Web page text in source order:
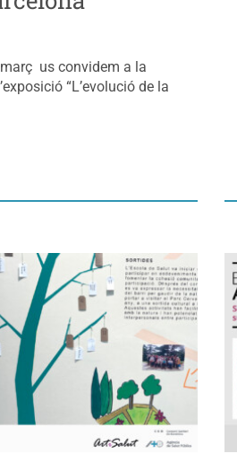
us convidem a la
“L’evolució de la